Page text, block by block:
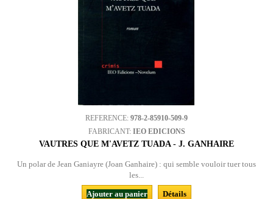
REFERENCE: 978-2-85910-509-9
FABRICANT: IEO EDICIONS
VAUTRES QUE M'AVETZ TUADA - J. GANHAIRE
Un polar de Jean Ganiayre (Joan Ganhaire) : qui semble vouloir tuer tous
les...
Ajouter au panier
Détails